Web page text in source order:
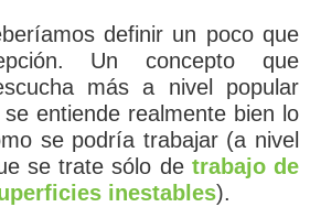
definir un poco que
Un concepto que
más a nivel popular
entiende realmente bien lo
se podría trabajar (a nivel
se trate sólo de trabajo de
inestables).